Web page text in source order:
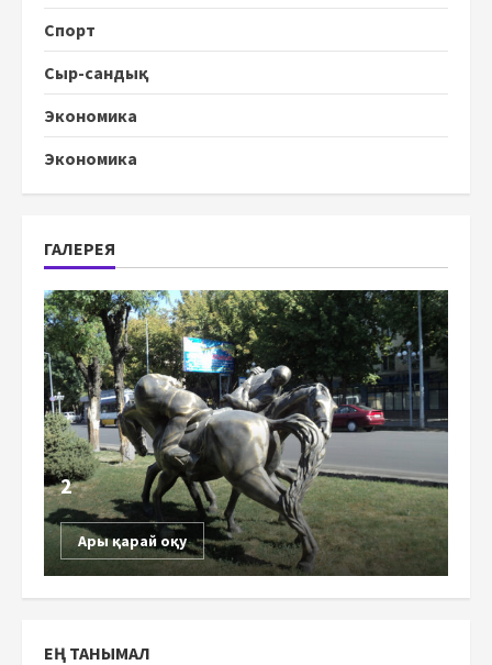
Спорт
Сыр-сандық
Экономика
Экономика
ГАЛЕРЕЯ
2
Ары қарай оқу
ЕҢ ТАНЫМАЛ